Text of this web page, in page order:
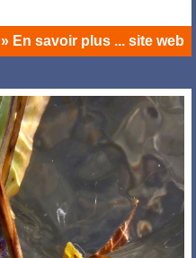
» En savoir plus ... site web